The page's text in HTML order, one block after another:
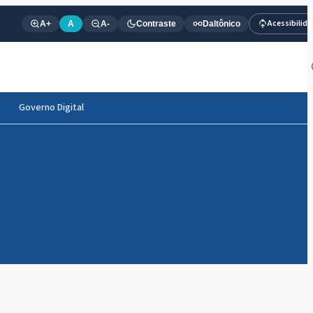
A+ A A- Contraste Daltônico
Governo Digital